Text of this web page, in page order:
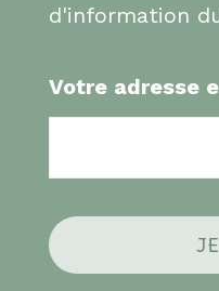
d'information
Votre adresse